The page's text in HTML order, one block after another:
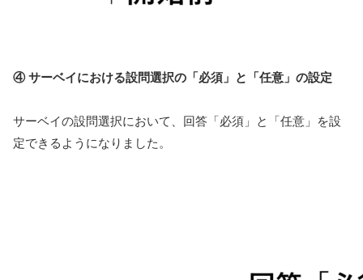
④ サーベイにおける設問選択の「必須」と「任意」の設定
サーベイの設問選択において、回答「必須」と「任意」を設
定できるようになりました。